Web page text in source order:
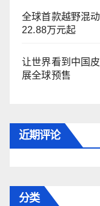
全球首款越野混
22.88万元起
让世界看到中国
展全球预售
近期评论
分类